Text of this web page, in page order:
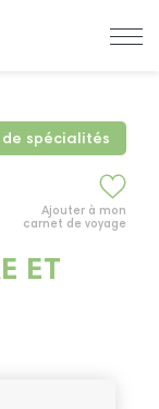
spécialités
Ajouter à mon
carnet de voyage
ET